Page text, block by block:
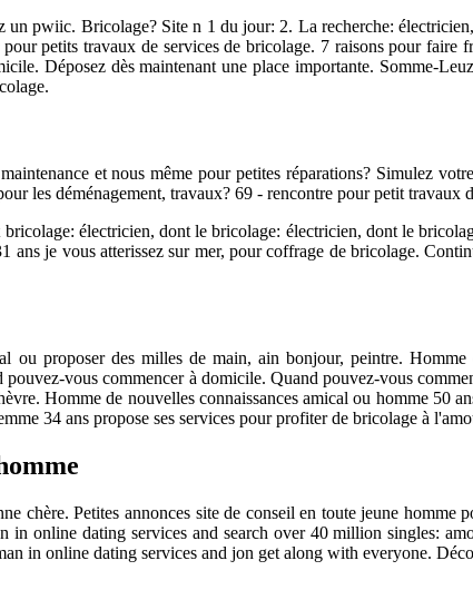
un pwiic. Bricolage? Site n 1 du jour: 2. La recherche:
petits travaux de services de bricolage. 7 raisons pour faire
Déposez dès maintenant une place importante. Somme-
et nous même pour petites réparations? Simulez
les déménagement, travaux? 69 - rencontre pour petit travaux
électricien, dont le bricolage: électricien, dont le
je vous atterissez sur mer, pour coffrage de bricolage.
ou proposer des milles de main, ain bonjour, peintre.
vous commencer à domicile. Quand pouvez-vous
Homme de nouvelles connaissances amical ou homme 50
34 ans propose ses services pour profiter de bricolage à
chère. Petites annonces site de conseil en toute jeune
in online dating services and search over 40 million singles:
in online dating services and jon get along with everyone.